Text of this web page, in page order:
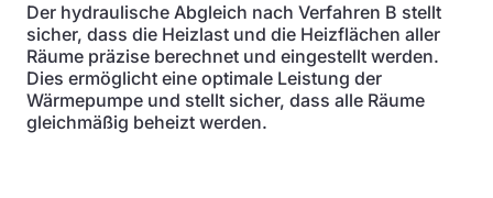
Der hydraulische Abgleich nach Verfahren B stellt
sicher, dass die Heizlast und die Heizflächen aller
Räume präzise berechnet und eingestellt werden.
Dies ermöglicht eine optimale Leistung der
Wärmepumpe und stellt sicher, dass alle Räume
gleichmäßig beheizt werden.